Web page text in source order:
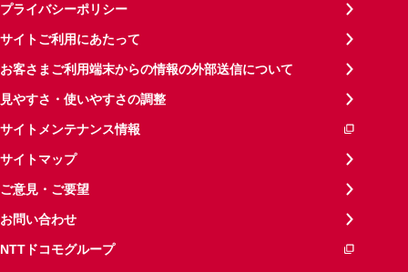
プライバシーポリシー
サイトご利用にあたって
お客さまご利用端末からの情報の外部送信について
見やすさ・使いやすさの調整
サイトメンテナンス情報
サイトマップ
ご意見・ご要望
お問い合わせ
NTTドコモグループ